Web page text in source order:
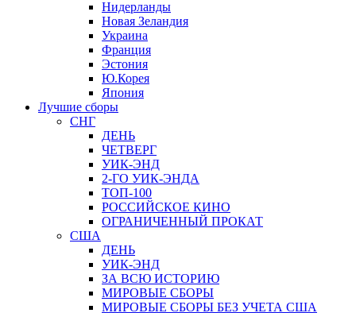
Нидерланды
Новая Зеландия
Украина
Франция
Эстония
Ю.Корея
Япония
Лучшие сборы
СНГ
ДЕНЬ
ЧЕТВЕРГ
УИК-ЭНД
2-ГО УИК-ЭНДА
ТОП-100
РОССИЙСКОЕ КИНО
ОГРАНИЧЕННЫЙ ПРОКАТ
США
ДЕНЬ
УИК-ЭНД
ЗА ВСЮ ИСТОРИЮ
МИРОВЫЕ СБОРЫ
МИРОВЫЕ СБОРЫ БЕЗ УЧЕТА США